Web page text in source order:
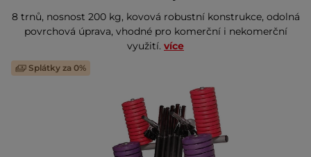
8 trnů, nosnost 200 kg, kovová robustní konstrukce, odolná
povrchová úprava, vhodné pro komerční i nekomerční
využití. více
Splátky za 0%